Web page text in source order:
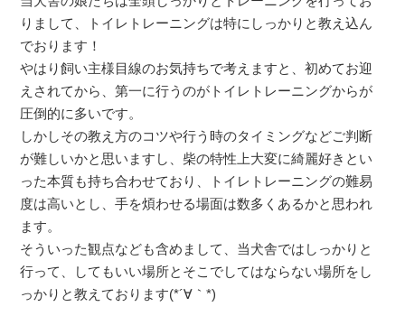
りまして、トイレトレーニングは特にしっかりと教え込ん
でおります！
やはり飼い主様目線のお気持ちで考えますと、初めてお迎
えされてから、第一に行うのがトイレトレーニングからが
圧倒的に多いです。
しかしその教え方のコツや行う時のタイミングなどご判断
が難しいかと思いますし、柴の特性上大変に綺麗好きとい
った本質も持ち合わせており、トイレトレーニングの難易
度は高いとし、手を煩わせる場面は数多くあるかと思われ
ます。
そういった観点なども含めまして、当犬舎ではしっかりと
行って、してもいい場所とそこでしてはならない場所をし
っかりと教えております(*´∀｀*)